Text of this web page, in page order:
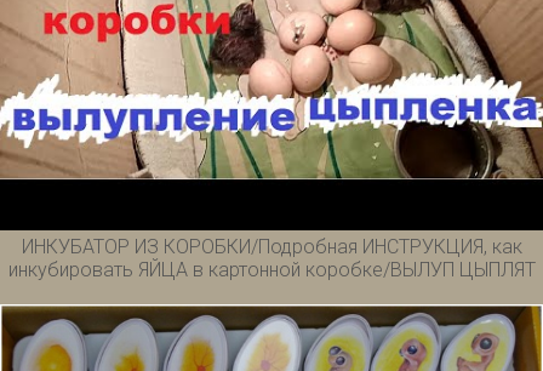
ИНКУБАТОР ИЗ КОРОБКИ/Подробная ИНСТРУКЦИЯ, как
инкубировать ЯЙЦА в картонной коробке/ВЫЛУП ЦЫПЛЯТ